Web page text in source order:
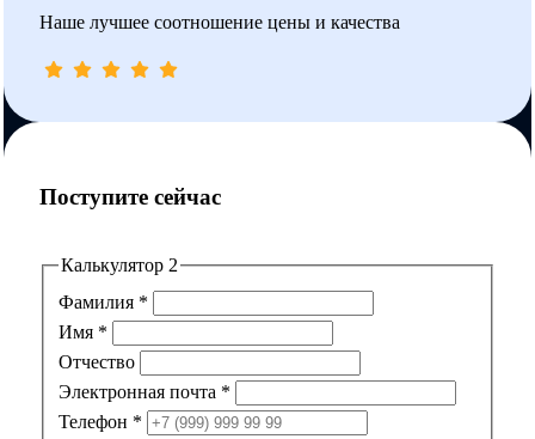
Наше лучшее соотношение цены и качества
Поступите сейчас
Калькулятор 2
Фамилия *
Имя *
Отчество
Электронная почта *
Телефон *